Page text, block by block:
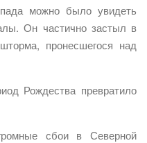
можно было увидеть
Он частично застыл в
пронесшегося над
Рождества превратило
сбои в Северной